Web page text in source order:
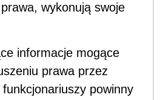
wykonują swoje
informacje mogące
prawa przez
powinny